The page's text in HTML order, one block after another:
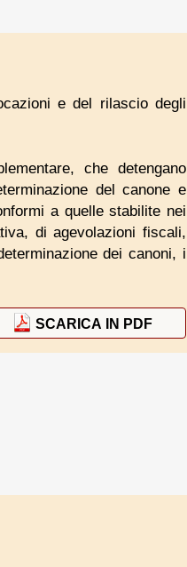
e del rilascio degli
che detengano
del canone e
a quelle stabilite nei
di agevolazioni fiscali,
dei canoni, i
SCARICA IN PDF